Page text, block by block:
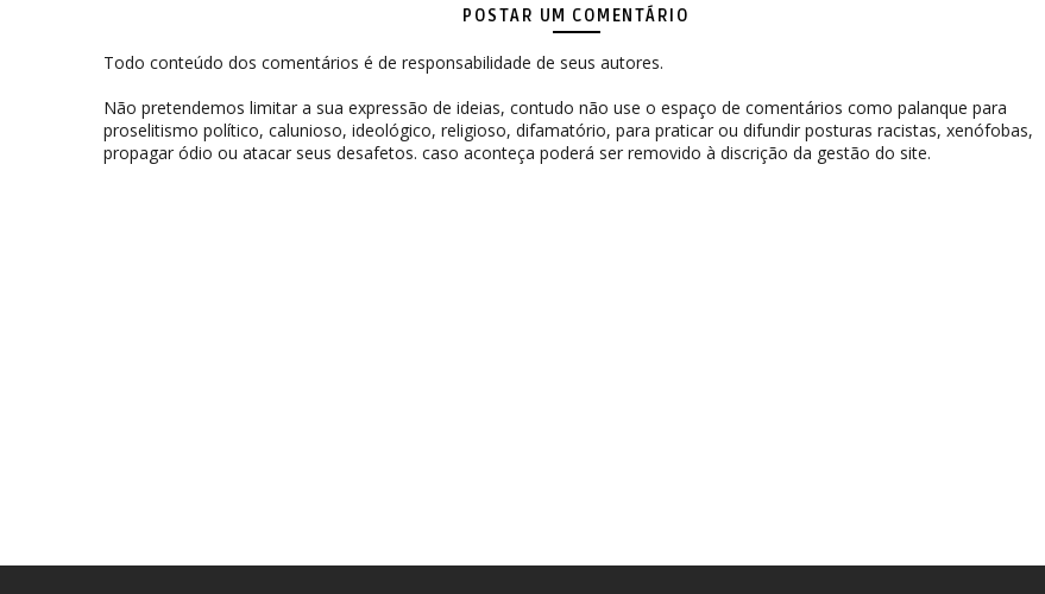
POSTAR UM COMENTÁRIO
Todo conteúdo dos comentários é de responsabilidade de seus autores.
Não pretendemos limitar a sua expressão de ideias, contudo não use o espaço de comentários como palanque para
proselitismo político, calunioso, ideológico, religioso, difamatório, para praticar ou difundir posturas racistas, xenófobas,
propagar ódio ou atacar seus desafetos. caso aconteça poderá ser removido à discrição da gestão do site.